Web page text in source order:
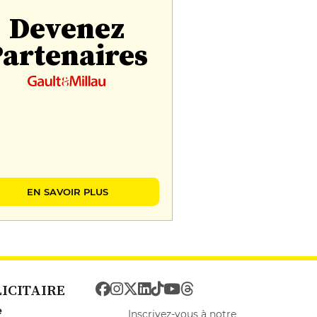
Devenez
EN SAVOIR PLUS
Inscrivez-vous à notre